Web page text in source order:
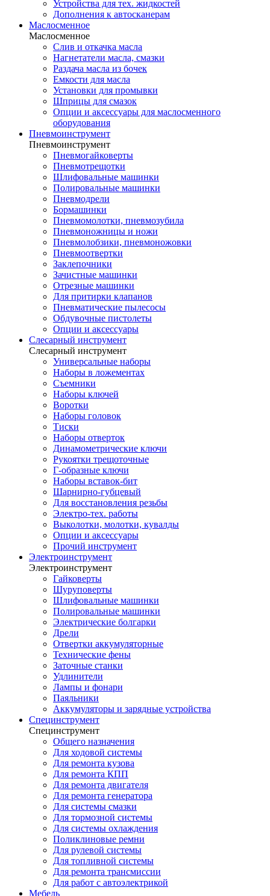
Устройства для тех. жидкостей
Дополнения к автосканерам
Маслосменное
Маслосменное
Слив и откачка масла
Нагнетатели масла, смазки
Раздача масла из бочек
Емкости для масла
Установки для промывки
Шприцы для смазок
Опции и аксессуары для маслосменного
оборудования
Пневмоинструмент
Пневмоинструмент
Пневмогайковерты
Пневмотрещотки
Шлифовальные машинки
Полировальные машинки
Пневмодрели
Бормашинки
Пневмомолотки, пневмозубила
Пневмоножницы и ножи
Пневмолобзики, пневмоножовки
Пневмоотвертки
Заклепочники
Зачистные машинки
Отрезные машинки
Для притирки клапанов
Пневматические пылесосы
Обдувочные пистолеты
Опции и аксессуары
Слесарный инструмент
Слесарный инструмент
Универсальные наборы
Наборы в ложементах
Съемники
Наборы ключей
Воротки
Наборы головок
Тиски
Наборы отверток
Динамометрические ключи
Рукоятки трещоточные
Г-образные ключи
Наборы вставок-бит
Шарнирно-губцевый
Для восстановления резьбы
Электро-тех. работы
Выколотки, молотки, кувалды
Опции и аксессуары
Прочий инструмент
Электроинструмент
Электроинструмент
Гайковерты
Шуруповерты
Шлифовальные машинки
Полировальные машинки
Электрические болгарки
Дрели
Отвертки аккумуляторные
Технические фены
Заточные станки
Удлинители
Лампы и фонари
Паяльники
Аккумуляторы и зарядные устройства
Специнструмент
Специнструмент
Общего назначения
Для ходовой системы
Для ремонта кузова
Для ремонта КПП
Для ремонта двигателя
Для ремонта генератора
Для системы смазки
Для тормозной системы
Для системы охлаждения
Поликлиновые ремни
Для рулевой системы
Для топливной системы
Для ремонта трансмиссии
Для работ с автоэлектрикой
Мебель